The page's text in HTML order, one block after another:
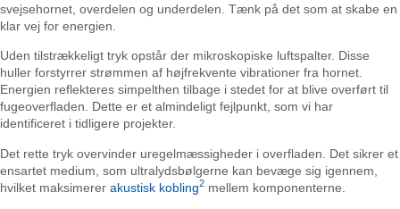
svejsehornet, overdelen og underdelen. Tænk på det som at skabe en
klar vej for energien.
Uden tilstrækkeligt tryk opstår der mikroskopiske luftspalter. Disse
huller forstyrrer strømmen af højfrekvente vibrationer fra hornet.
Energien reflekteres simpelthen tilbage i stedet for at blive overført til
fugeoverfladen. Dette er et almindeligt fejlpunkt, som vi har
identificeret i tidligere projekter.
Det rette tryk overvinder uregelmæssigheder i overfladen. Det sikrer et
ensartet medium, som ultralydsbølgerne kan bevæge sig igennem,
hvilket maksimerer akustisk kobling2 mellem komponenterne.